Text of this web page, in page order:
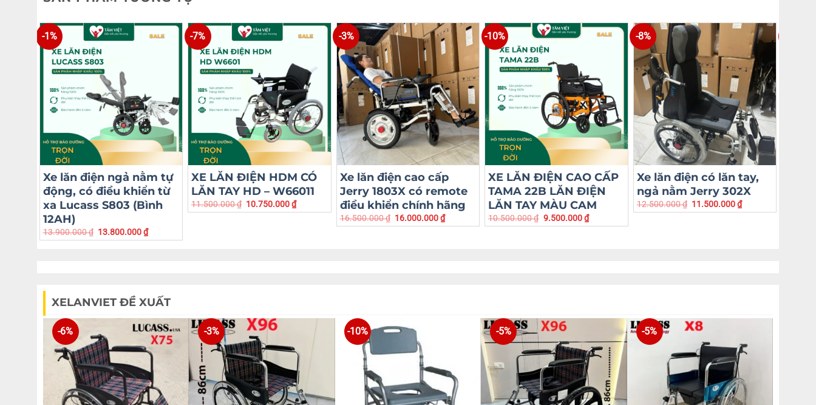
-1%
Xe lăn điện ngả nằm tự
động, có điều khiển từ
xa Lucass S803 (Bình
12AH)
13.900.000₫ 13.800.000₫
-7%
XE LĂN ĐIỆN HDM CÓ
LĂN TAY HD – W66011
11.500.000₫ 10.750.000₫
-3%
Xe lăn điện cao cấp
Jerry 1803X có remote
điều khiển chính hãng
16.500.000₫ 16.000.000₫
-10%
XE LĂN ĐIỆN CAO CẤP
TAMA 22B LĂN ĐIỆN
LĂN TAY MÀU CAM
10.500.000₫ 9.500.000₫
-8%
Xe lăn điện có lăn tay,
ngả nằm Jerry 302X
12.500.000₫ 11.500.000₫
XELANVIET ĐỀ XUẤT
-6% -3% -10% -5% -5%